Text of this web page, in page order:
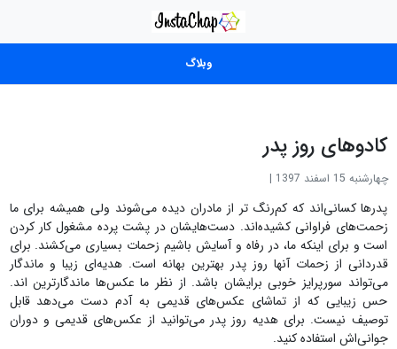
وبلاگ
کادوهای روز پدر
چهارشنبه 15 اسفند 1397 |
پدرها کسانی‌اند که کم‌رنگ تر از مادران دیده می‌شوند ولی همیشه برای ما
زحمت‌های فراوانی کشیده‌اند. دست‌هایشان در پشت پرده مشغول کار کردن
است و برای اینکه ما، در رفاه و آسایش باشیم زحمات بسیاری می‌کشند. برای
قدردانی از زحمات آنها روز پدر بهترین بهانه‌ است. هدیه‌ای زیبا و ماندگار
می‌تواند سورپرایز خوبی برایشان باشد. از نظر ما عکس‌ها ماندگارترین اند.
حس زیبایی که از تماشای عکس‌های قدیمی به آدم دست می‌دهد قابل
توصیف نیست. برای هدیه روز پدر می‌توانید از عکس‌های قدیمی و دوران
جوانی‌اش استفاده کنید.